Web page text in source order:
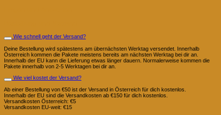
Wie schnell geht der Versand?
Deine Bestellung wird spätestens am übernächsten Werktag versendet. Innerhalb
Österreich kommen die Pakete meistens bereits am nächsten Werktag bei dir an.
Innerhalb der EU kann die Lieferung etwas länger dauern. Normalerweise kommen die
Pakete innerhalb von 2-5 Werktagen bei dir an.
Wie viel kostet der Versand?
Ab einer Bestellung von €50 ist der Versand in Österreich für dich kostenlos.
Innerhalb der EU sind die Versandkosten ab €150 für dich kostenlos.
Versandkosten Österreich: €5
Versandkosten EU-weit: €15